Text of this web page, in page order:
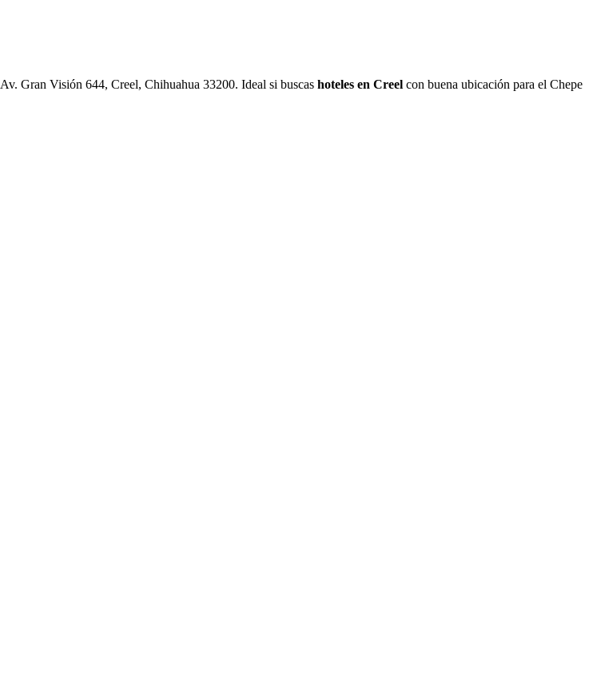
Av. Gran Visión 644, Creel, Chihuahua 33200. Ideal si buscas hoteles en Creel con buena ubicación para el Chepe